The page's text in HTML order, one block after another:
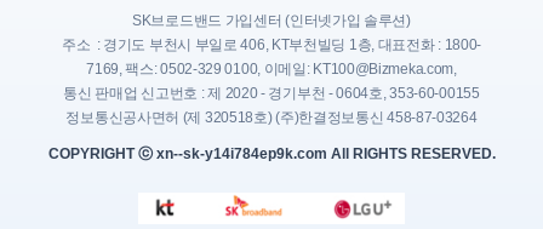
SK브로드밴드 가입센터 (인터넷가입 솔루션)
주소 : 경기도 부천시 부일로 406, KT부천빌딩 1층, 대표전화 : 1800-
7169, 팩스: 0502-329 0100, 이메일: KT100@Bizmeka.com,
통신 판매업 신고번호 : 제 2020 - 경기부천 - 0604호, 353-60-00155
정보통신공사면허 (제 320518호) (주)한결정보통신 458-87-03264
COPYRIGHT ⓒ xn--sk-y14i784ep9k.com All RIGHTS RESERVED.